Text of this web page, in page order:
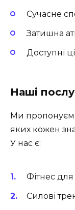
Сучасне
Затишна
Доступні
Наші
Ми
яких кожен
У нас є:
Фітнес для
Силові